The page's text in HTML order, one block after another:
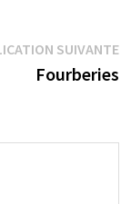
SUIVANTE
Fourberies